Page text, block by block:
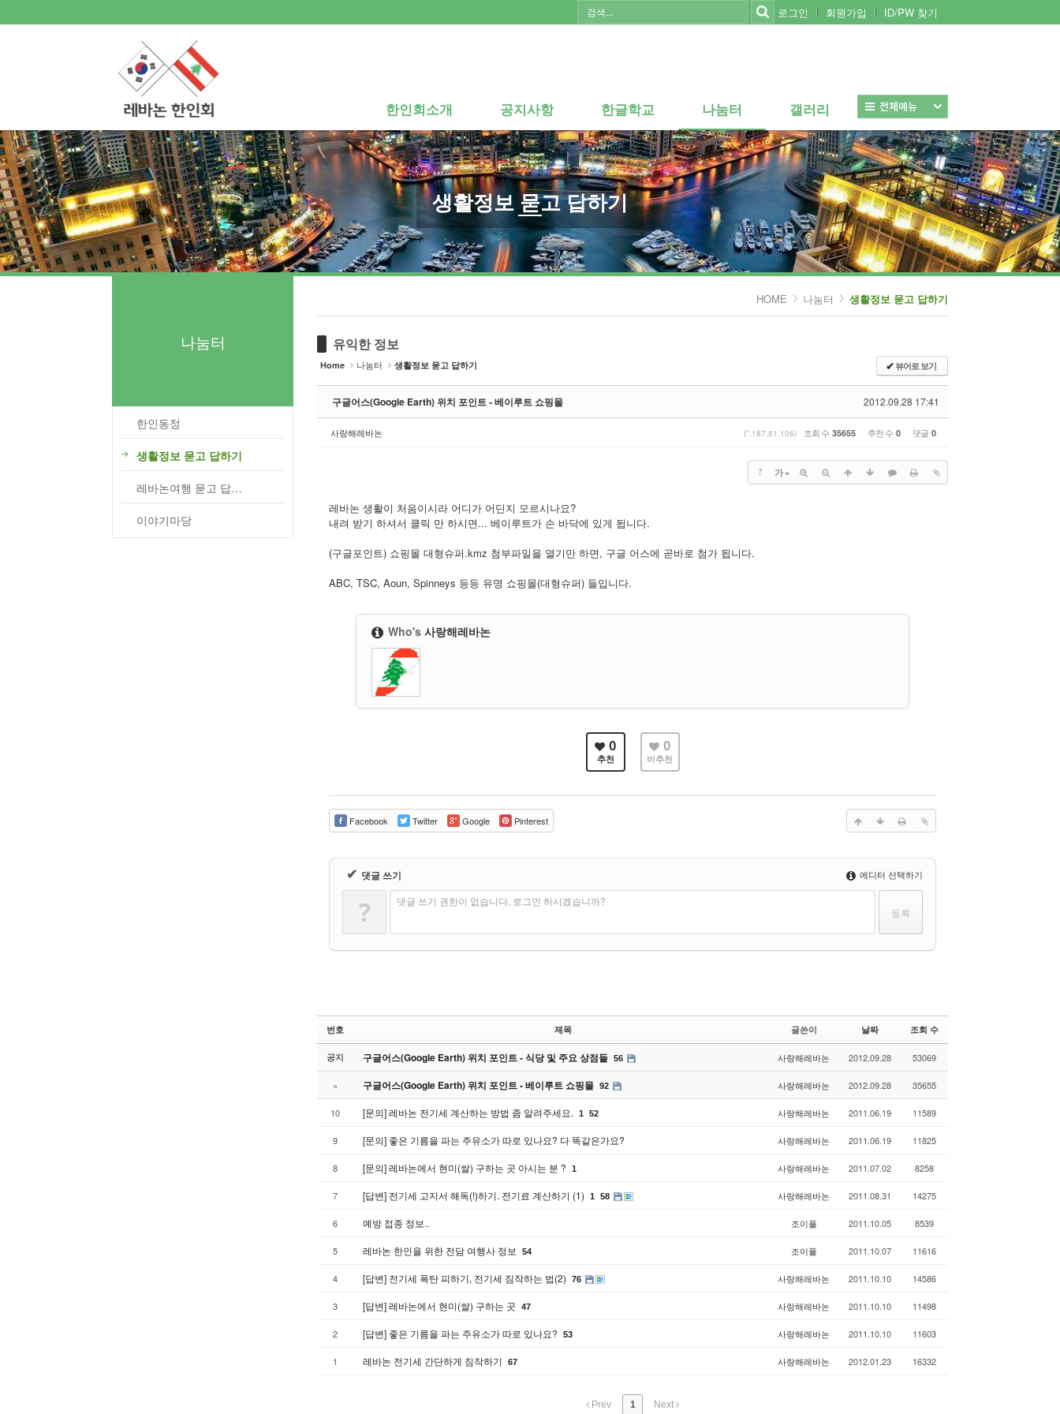
로그인
회원가입 ID/PW 찾기
한인회소개 공지사항 한글학교 나눔터 갤러리
생활정보 묻고 답하기
나눔터
한인동정
생활정보 묻고 답하기
레바논여행 묻고 답하기
이야기마당
HOME 나눔터 생활정보 묻고 답하기
유익한 정보
Home 나눔터 생활정보 묻고 답하기 ✔뷰어로 보기
2012.09.28 17:41
구글어스(Google Earth) 위치 포인트 - 베이루트 쇼핑몰
사랑해레바논 (*.187.81.106) 조회 수 35655 추천 수 0 댓글 0
? 가
레바논 생활이 처음이시라 어디가 어딘지 모르시나요?
내려 받기 하셔서 클릭 만 하시면... 베이루트가 손 바닥에 있게 됩니다.
(구글포인트) 쇼핑몰 대형슈퍼.kmz 첨부파일을 열기만 하면, 구글 어스에 곧바로 첨가 됩니다.
ABC, TSC, Aoun, Spinneys 등등 유명 쇼핑몰(대형슈퍼) 들입니다.
Who's 사랑해레바논
0
추천
0
비추천
Facebook Twitter Google Pinterest
✔ 댓글 쓰기 에디터 선택하기
? 댓글 쓰기 권한이 없습니다. 로그인 하시겠습니까?
번호 제목 글쓴이 날짜 조회 수
공지 구글어스(Google Earth) 위치 포인트 - 식당 및 주요 상점들 56 사랑해레바논 2012.09.28 53069
» 구글어스(Google Earth) 위치 포인트 - 베이루트 쇼핑몰 92 사랑해레바논 2012.09.28 35655
10 [문의] 레바논 전기세 계산하는 방법 좀 알려주세요. 1 52 사랑해레바논 2011.06.19 11589
9 [문의] 좋은 기름을 파는 주유소가 따로 있나요? 다 똑같은가요? 사랑해레바논 2011.06.19 11825
8 [문의] 레바논에서 현미(쌀) 구하는 곳 아시는 분 ? 1 사랑해레바논 2011.07.02 8258
7 [답변] 전기세 고지서 해독(!)하기. 전기료 계산하기 (1) 1 58 사랑해레바논 2011.08.31 14275
6 예방 접종 정보.. 조이풀 2011.10.05 8539
5 레바논 한인을 위한 전담 여행사 정보 54 조이풀 2011.10.07 11616
4 [답변] 전기세 폭탄 피하기, 전기세 짐작하는 법(2) 76 사랑해레바논 2011.10.10 14586
3 [답변] 레바논에서 현미(쌀) 구하는 곳 47 사랑해레바논 2011.10.10 11498
2 [답변] 좋은 기름을 파는 주유소가 따로 있나요? 53 사랑해레바논 2011.10.10 11603
1 레바논 전기세 간단하게 짐작하기 67 사랑해레바논 2012.01.23 16332
Prev 1 Next
나눔터
- 한인동정
- 생활정보 묻고 답하기
- 레바논여행 묻고 답하기
- 이야기마당
Sketchbook5, 스케치북5
Sketchbook5, 스케치북5
Sketchbook5, 스케치북5
Sketchbook5, 스케치북5